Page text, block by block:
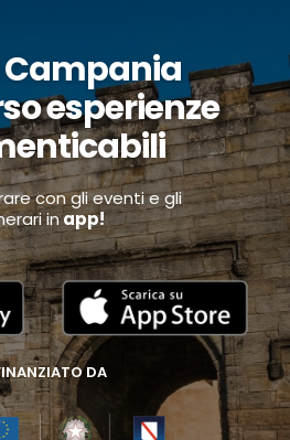
Campania
esperienze
con gli eventi e gli
inapp!
DA